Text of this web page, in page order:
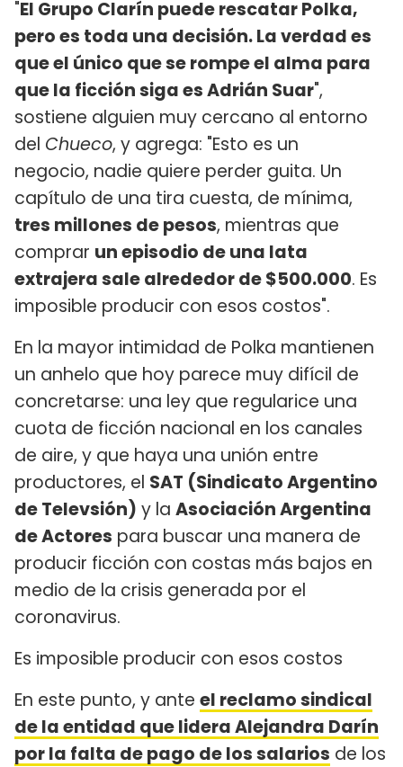
"El Grupo Clarín puede rescatar Polka,
pero es toda una decisión. La verdad es
que el único que se rompe el alma para
que la ficción siga es Adrián Suar",
sostiene alguien muy cercano al entorno
del Chueco, y agrega: "Esto es un
negocio, nadie quiere perder guita. Un
capítulo de una tira cuesta, de mínima,
tres millones de pesos, mientras que
comprar un episodio de una lata
extrajera sale alrededor de $500.000. Es
imposible producir con esos costos".
En la mayor intimidad de Polka mantienen
un anhelo que hoy parece muy difícil de
concretarse: una ley que regularice una
cuota de ficción nacional en los canales
de aire, y que haya una unión entre
productores, el SAT (Sindicato Argentino
de Televsión) y la Asociación Argentina
de Actores para buscar una manera de
producir ficción con costas más bajos en
medio de la crisis generada por el
coronavirus.
Es imposible producir con esos costos
En este punto, y ante el reclamo sindical
de la entidad que lidera Alejandra Darín
por la falta de pago de los salarios de los